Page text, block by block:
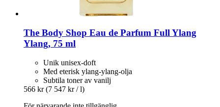
The Body Shop Eau de Parfum Full Ylang
Ylang, 75 ml
Unik unisex-doft
Med eterisk ylang-ylang-olja
Subtila toner av vanilj
566 kr (7 547 kr / l)